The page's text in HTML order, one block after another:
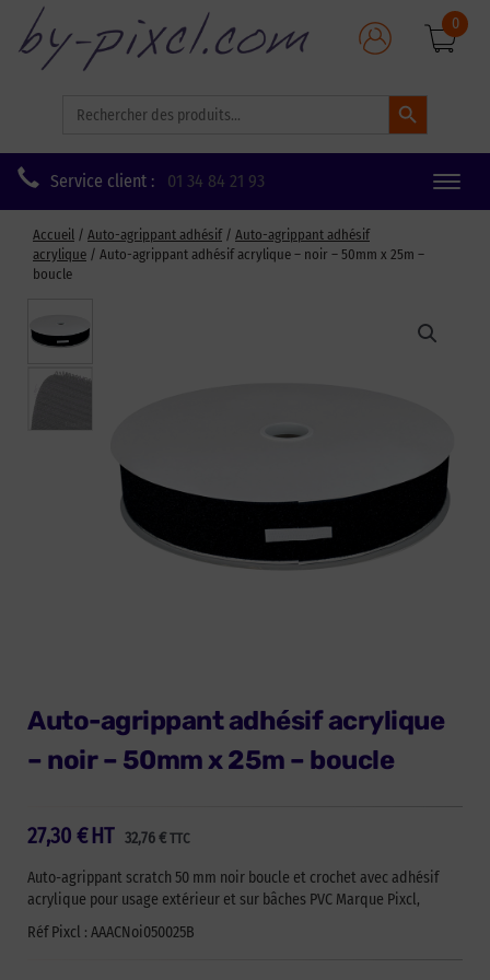
for:
Search Button
0
Service client : 01 34 84 21 93
Toggle
Accueil / Auto-agrippant adhésif/ Auto-agrippant adhésif
acrylique / Auto-agrippant adhésif acrylique – noir – 50mm x 25m –
boucle
Auto-agrippant adhésif acrylique
– noir – 50mm x 25m – boucle
27,30 € 32,76€ TTC
HT
Auto-agrippant scratch 50 mm noir boucle et crochet avec adhésif
acrylique pour usage extérieur et sur bâches PVC Marque Pixcl,
Réf Pixcl : AAACNoi050025B